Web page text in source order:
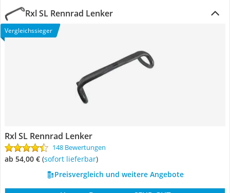
Rxl SL Rennrad Lenker
Vergleichssieger
Rxl SL Rennrad Lenker
148 Bewertungen
ab 54,00 € ( Sofort lieferbar)
Preisvergleich und weitere Angebote